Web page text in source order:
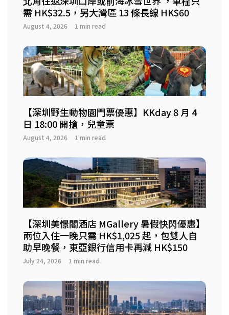
需 HK$32.5，另大灣區 13 條長線 HK$60
August 4, 2026 1 min read
【深圳野生動物園門票優惠】KKday 8 月 4
日 18:00 開搶，兒童票
August 4, 2026 1 min read
【深圳美憬閣酒店 MGallery 暑假快閃優惠】
兩位入住一晚只需 HK$1,025 起，包雙人自
助早晚餐，東亞銀行信用卡再減 HK$150
July 24, 2026 1 min read